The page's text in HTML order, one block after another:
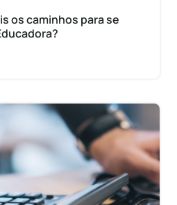
os caminhos para se